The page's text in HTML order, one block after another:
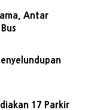
Antar
17 Parkir